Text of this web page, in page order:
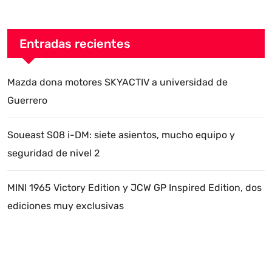
Entradas recientes
Mazda dona motores SKYACTIV a universidad de
Guerrero
Soueast S08 i-DM: siete asientos, mucho equipo y
seguridad de nivel 2
MINI 1965 Victory Edition y JCW GP Inspired Edition, dos
ediciones muy exclusivas